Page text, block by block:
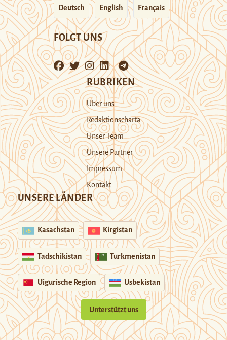
Deutsch English Français
FOLGT UNS
RUBRIKEN
Über uns
Redaktionscharta
Unser Team
Unsere Partner
Impressum
Kontakt
UNSERE LÄNDER
Kasachstan Kirgistan
Tadschikistan Turkmenistan
Uigurische Region Usbekistan
Unterstützt uns